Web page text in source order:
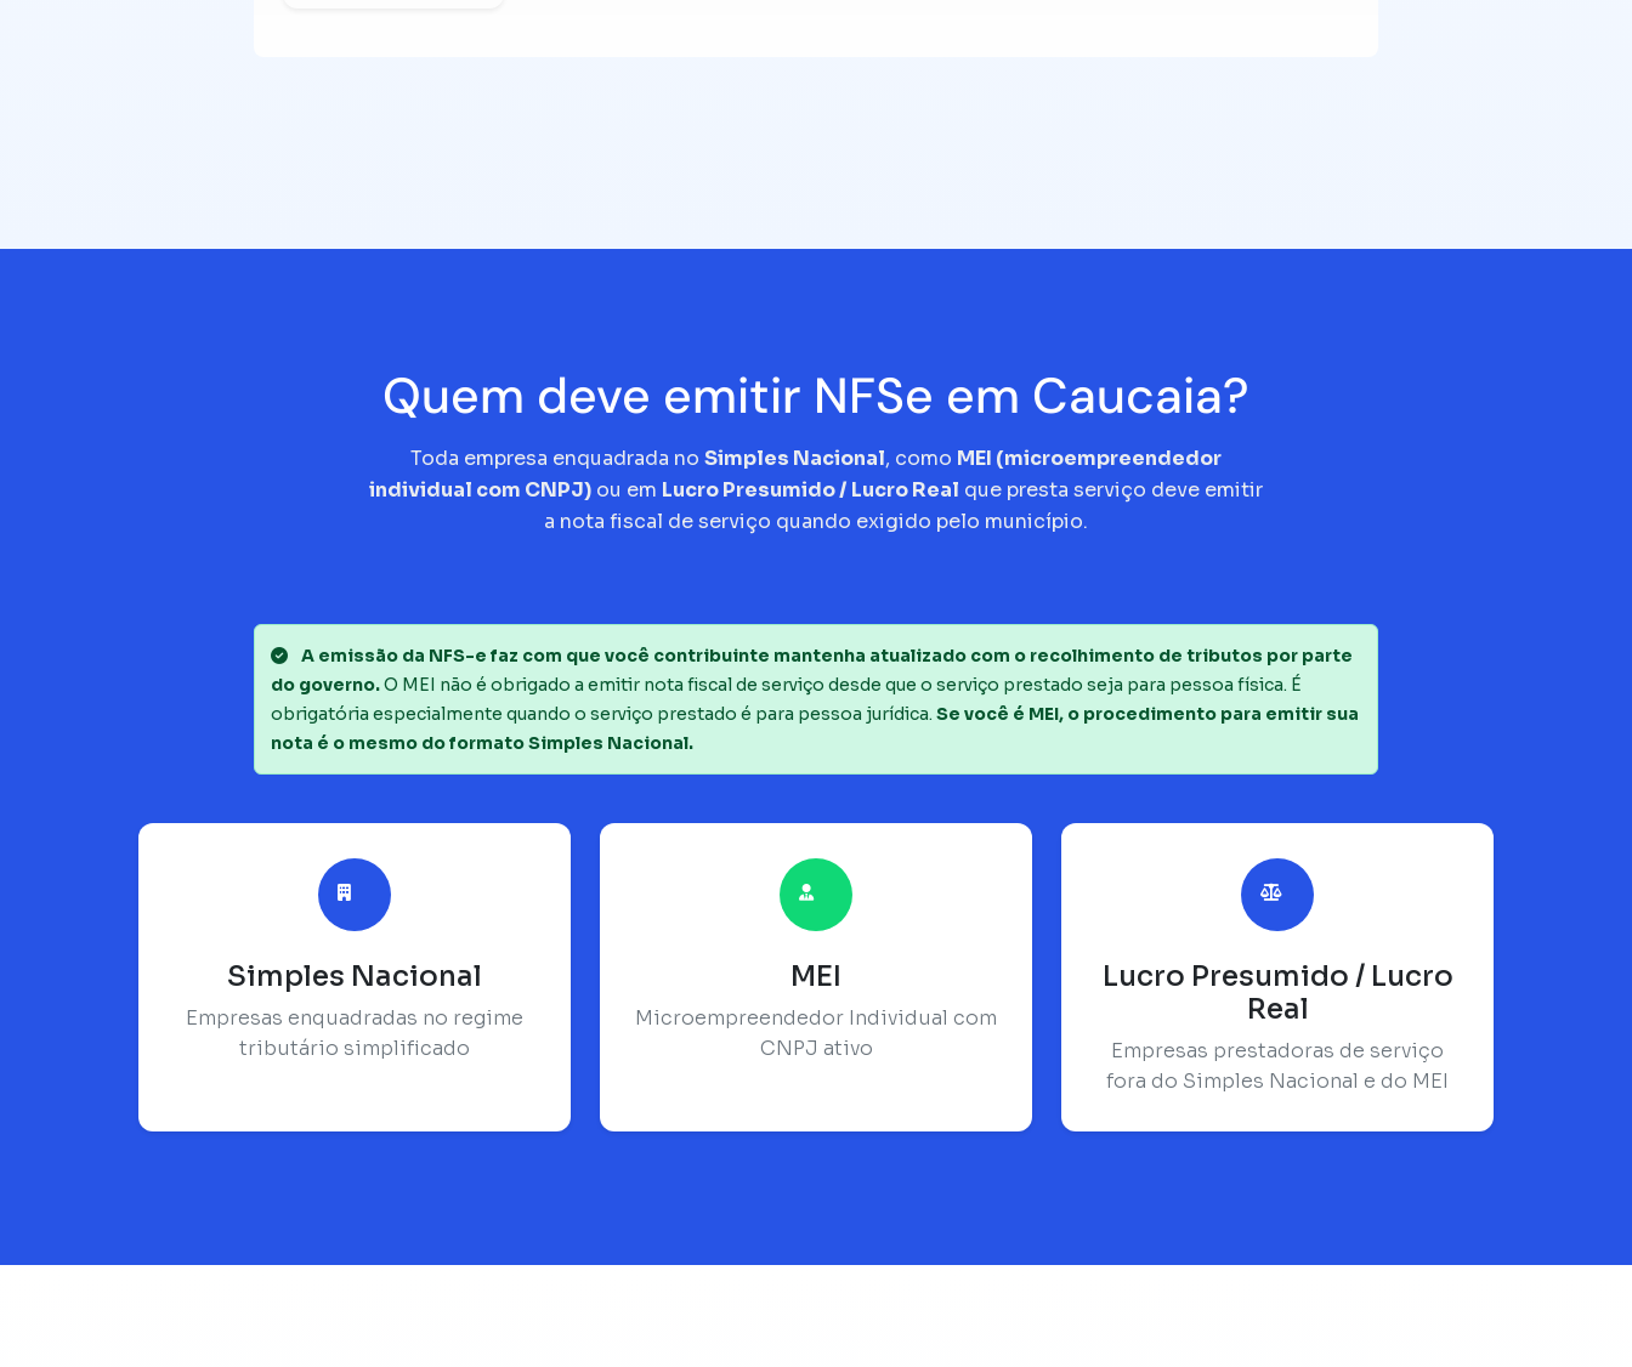
Quem deve emitir NFSe em Caucaia?
Toda empresa enquadrada no Simples Nacional, como MEI (microempreendedor
individual com CNPJ) ou em Lucro Presumido / Lucro Real que presta serviço deve emitir
a nota fiscal de serviço quando exigido pelo município.
A emissão da NFS-e faz com que você contribuinte mantenha atualizado com o recolhimento de tributos por parte
do governo.O MEI não é obrigado a emitir nota fiscal de serviço desde que o serviço prestado seja para pessoa física. É
obrigatória especialmente quando o serviço prestado é para pessoa jurídica. Se você é MEI, o procedimento para emitir sua
nota é o mesmo do formato Simples Nacional.
Simples Nacional
Empresas enquadradas no regime
tributário simplificado
MEI
Microempreendedor Individual com
CNPJ ativo
Lucro Presumido / Lucro
Real
Empresas prestadoras de serviço
fora do Simples Nacional e do MEI